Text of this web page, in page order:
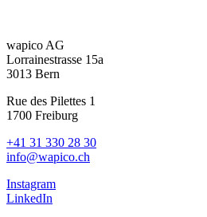
wapico AG
Lorrainestrasse 15a
3013 Bern
Rue des Pilettes 1
1700 Freiburg
+41 31 330 28 30
info@wapico.ch
Instagram
LinkedIn